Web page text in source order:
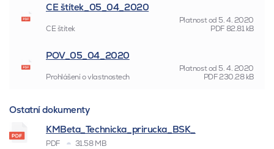
CE štítek_05_04_2020
Platnost od 5. 4. 2020
CE štítek
PDF82.81 kB
POV_05_04_2020
Platnost od 5. 4. 2020
Prohlášení o vlastnostech
PDF230.28 kB
Ostatní dokumenty
KMBeta_Technicka_prirucka_BSK_
PDF 31.58 MB